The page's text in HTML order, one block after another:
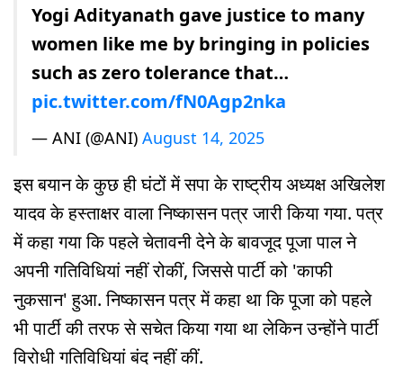
Yogi Adityanath gave justice to many
women like me by bringing in policies
such as zero tolerance that…
pic.twitter.com/fN0Agp2nka
— ANI (@ANI) August 14, 2025
इस बयान के कुछ ही घंटों में सपा के राष्ट्रीय अध्यक्ष अखिलेश
यादव के हस्ताक्षर वाला निष्कासन पत्र जारी किया गया. पत्र
में कहा गया कि पहले चेतावनी देने के बावजूद पूजा पाल ने
अपनी गतिविधियां नहीं रोकीं, जिससे पार्टी को 'काफी
नुकसान' हुआ. निष्कासन पत्र में कहा था कि पूजा को पहले
भी पार्टी की तरफ से सचेत किया गया था लेकिन उन्होंने पार्टी
विरोधी गतिविधियां बंद नहीं कीं.